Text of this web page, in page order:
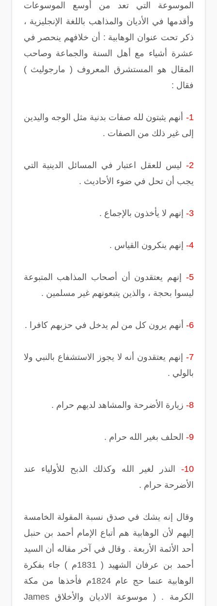
الموسوعة التي تعد من أوسع الموسوعات
وأقدمها في الأديان والمذاهب باللغة الإنجليزية ،
ذكر تحت عنوان الوهابية : أن خلافهم ينحصر في
عشرة أشياء مع أهل السنة والجماعة وصاحب
المقال هو المستشرق المعروف ( مارجوليث )
فقال :
1-
أنهم يثبتون لله صفات بدنية مثل الوجه واليدين
إلى غير ذلك من الصفات .
2-
ليس للعقل اعتبار في المسائل الدينية التي
يجب أن تحل في ضوء الأحاديث .
3- إنهم لا يأخذون بالإجماع .
4- إنهم ينكرون القياس .
5-
إنهم يعتقدون أن أصحاب المذاهب المتبوعة
ليسوا بحجة ، والذين يتبعونهم غير مسلمين .
6- أنهم يرون كل من لم يدخل في حزبهم كافرا .
7-
إنهم يعتقدون أنه لا يجوز الاستشفاع بالنبي ولا
بالولي .
8- زيارة الأضرحة والمشاهد لديهم حرام .
9- الحلف بغير الله حرام .
10-
النذر لغير الله وكذلك الذبح للأولياء عند
الأضرحة حرام .
وقال إنه يشك في صدق نسبة المقولة الخامسة
إليهم لأن الوهابية هم أتباع الإمام أحمد بن حنبل
أحد الأئمة الأربعة . وقال في آخر مقاله أن السيد
أحمد بن عرفان الشهيد ( 1831م ) جاء بفكرة
الوهابية عنما حج عام 1824م فأخذها من مكة
الكرمة . ( موسوعة الاديان والأخلاق James